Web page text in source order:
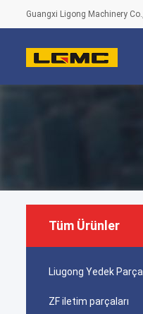
Guangxi Ligong Machinery
Tüm Ürünler
Liugong Yedek
ZF iletim parçaları